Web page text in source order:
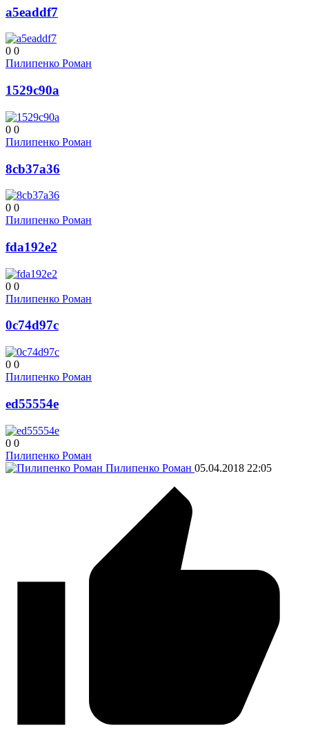
a5eaddf7
0 0
Пилипенко Роман
1529c90a
0 0
Пилипенко Роман
8cb37a36
0 0
Пилипенко Роман
fda192e2
0 0
Пилипенко Роман
0c74d97c
0 0
Пилипенко Роман
ed55554e
0 0
Пилипенко Роман
Пилипенко Роман 05.04.2018 22:05